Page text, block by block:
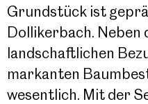
Kontakt
Jobs
Grundstück ist
Dollikerbach. Neben
landschaftlichen
markanten
wesentlich. Mit der